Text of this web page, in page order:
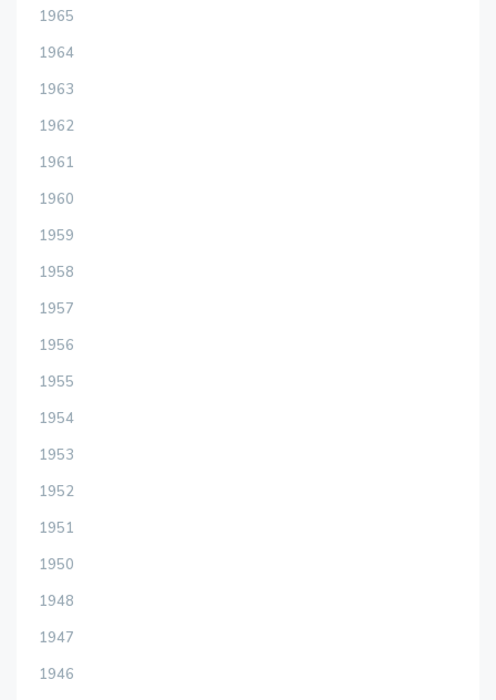
1965
1964
1963
1962
1961
1960
1959
1958
1957
1956
1955
1954
1953
1952
1951
1950
1948
1947
1946